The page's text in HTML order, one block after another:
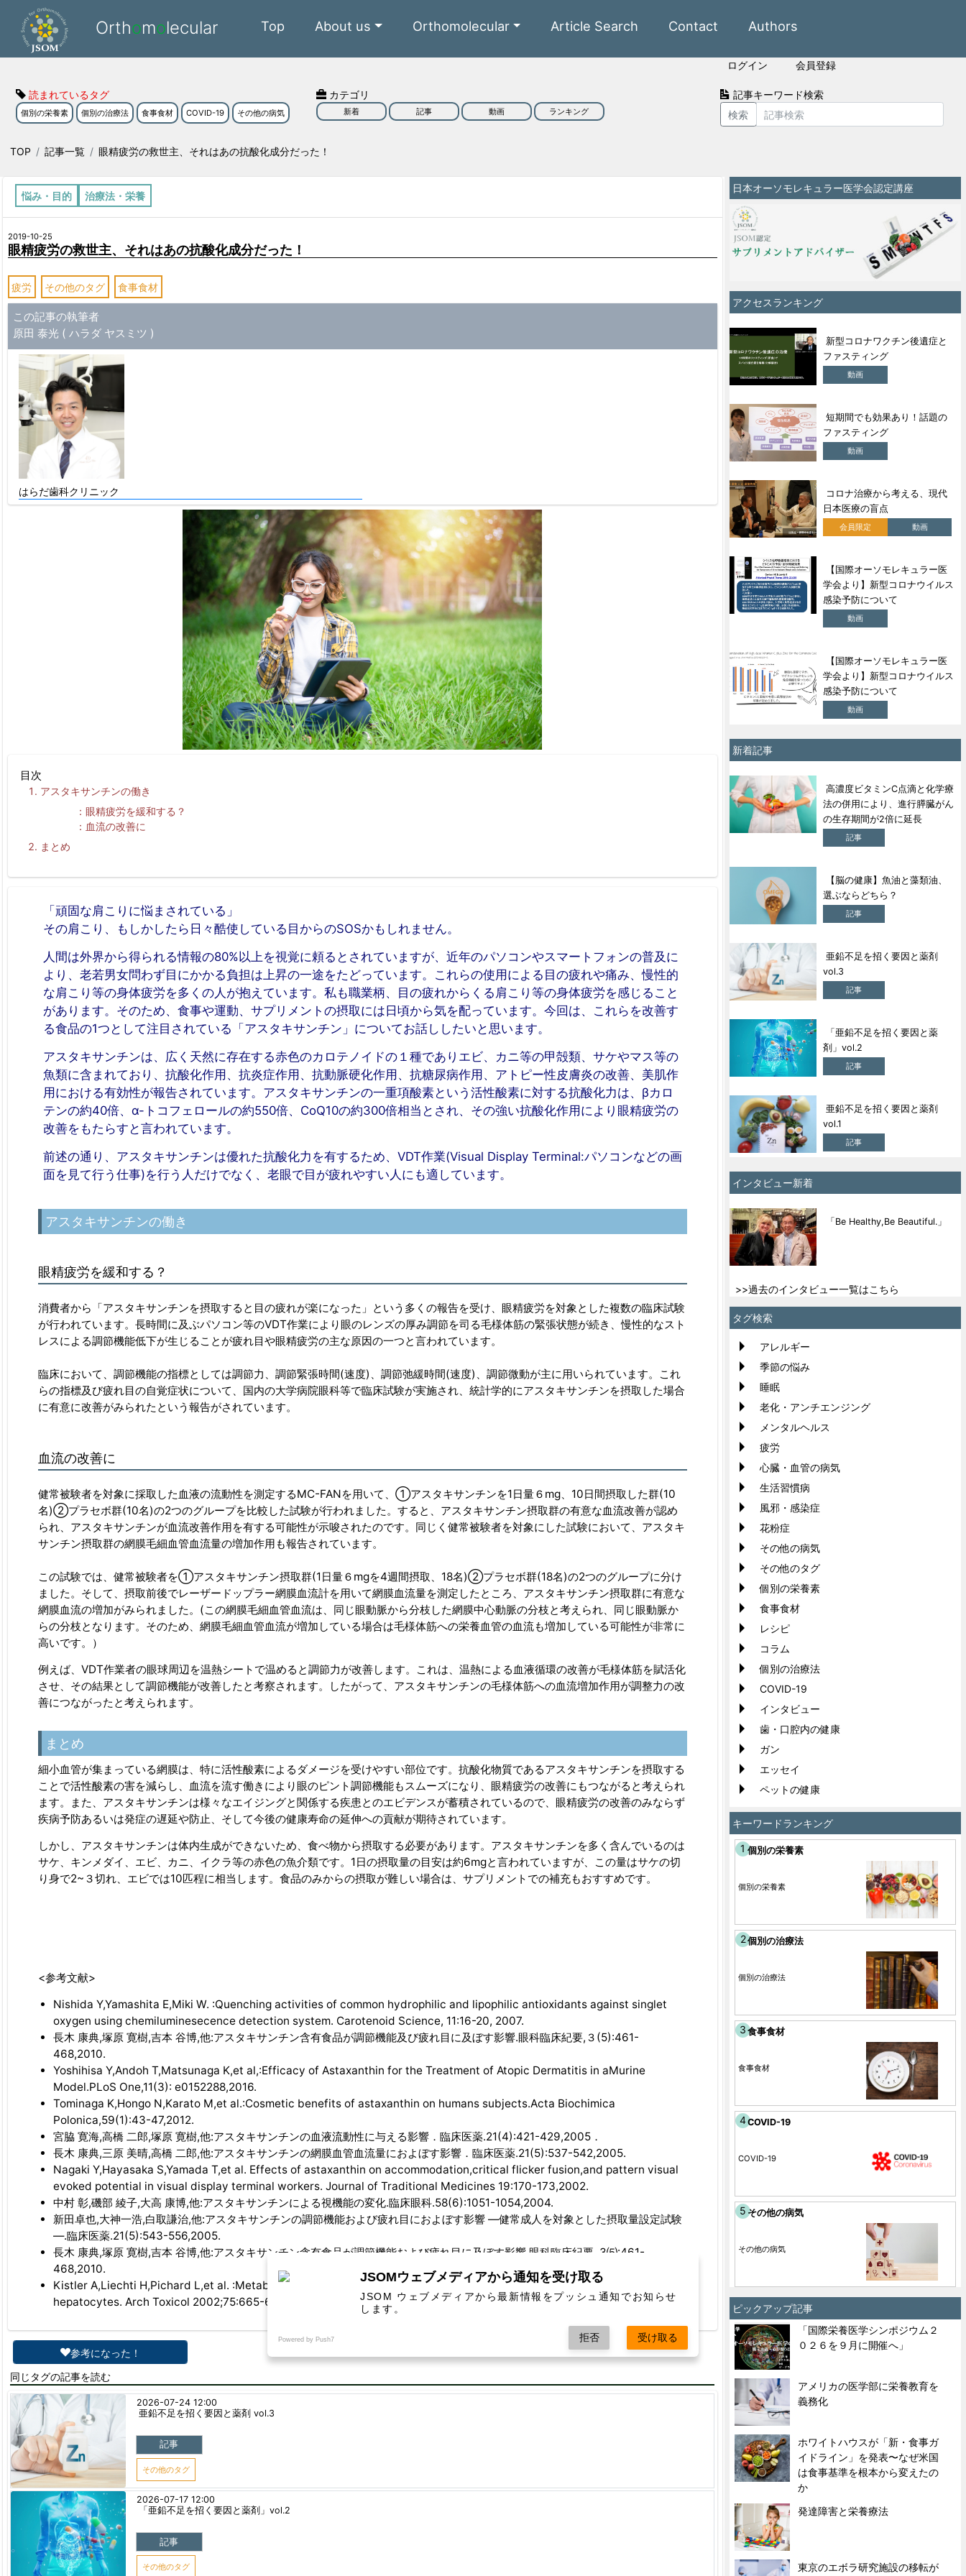
Orthomolecular Top About us Orthomolecular Article Search Contact Authors
ログイン 会員登録
読まれているタグ
個別の栄養素 個別の治療法 食事食材 COVID-19 その他の病気
カテゴリ
新着 記事 動画 ランキング
記事キーワード検索
検索
TOP 記事一覧 眼精疲労の救世主、それはあの抗酸化成分だった！
悩み・目的 治療法・栄養
2019-10-25
眼精疲労の救世主、それはあの抗酸化成分だった！
疲労 その他のタグ 食事食材
この記事の執筆者
原田 泰光 ( ハラダ ヤスミツ )
はらだ歯科クリニック
目次
アスタキサンチンの働き
眼精疲労を緩和する？
血流の改善に
まとめ
「頑固な肩こりに悩まされている」
その肩こり、もしかしたら日々酷使している目からのSOSかもしれません。
人間は外界から得られる情報の80%以上を視覚に頼るとされていますが、近年のパソコンやスマートフォンの普及に
より、老若男女問わず目にかかる負担は上昇の一途をたどっています。これらの使用による目の疲れや痛み、慢性的
な肩こり等の身体疲労を多くの人が抱えています。私も職業柄、目の疲れからくる肩こり等の身体疲労を感じること
があります。そのため、食事や運動、サプリメントの摂取には日頃から気を配っています。今回は、これらを改善す
る食品の1つとして注目されている「アスタキサンチン」についてお話ししたいと思います。
アスタキサンチンは、広く天然に存在する赤色のカロテノイドの１種でありエビ、カニ等の甲殻類、サケやマス等の
魚類に含まれており、抗酸化作用、抗炎症作用、抗動脈硬化作用、抗糖尿病作用、アトピー性皮膚炎の改善、美肌作
用における有効性が報告されています。アスタキサンチンの一重項酸素という活性酸素に対する抗酸化力は、βカロ
テンの約40倍、α-トコフェロールの約550倍、CoQ10の約300倍相当とされ、その強い抗酸化作用により眼精疲労の
改善をもたらすと言われています。
前述の通り、アスタキサンチンは優れた抗酸化力を有するため、VDT作業(Visual Display Terminal:パソコンなどの画
面を見て行う仕事)を行う人だけでなく、老眼で目が疲れやすい人にも適しています。
アスタキサンチンの働き
眼精疲労を緩和する？
消費者から「アスタキサンチンを摂取すると目の疲れが楽になった」という多くの報告を受け、眼精疲労を対象とした複数の臨床試験
が行われています。長時間に及ぶパソコン等のVDT作業により眼のレンズの厚み調節を司る毛様体筋の緊張状態が続き、慢性的なスト
レスによる調節機能低下が生じることが疲れ目や眼精疲労の主な原因の一つと言われています。
臨床において、調節機能の指標としては調節力、調節緊張時間(速度)、調節弛緩時間(速度)、調節微動が主に用いられています。これ
らの指標及び疲れ目の自覚症状について、国内の大学病院眼科等で臨床試験が実施され、統計学的にアスタキサンチンを摂取した場合
に有意に改善がみられたという報告がされています。
血流の改善に
健常被験者を対象に採取した血液の流動性を測定するMC-FANを用いて、①アスタキサンチンを1日量６mg、10日間摂取した群(10
名)②プラセボ群(10名)の2つのグループを比較した試験が行われました。すると、アスタキサンチン摂取群の有意な血流改善が認め
られ、アスタキサンチンが血流改善作用を有する可能性が示唆されたのです。同じく健常被験者を対象にした試験において、アスタキ
サンチン摂取群の網膜毛細血管血流量の増加作用も報告されています。
この試験では、健常被験者を①アスタキサンチン摂取群(1日量６mgを4週間摂取、18名)②プラセボ群(18名)の2つのグループに分け
ました。そして、摂取前後でレーザードップラー網膜血流計を用いて網膜血流量を測定したところ、アスタキサンチン摂取群に有意な
網膜血流の増加がみられました。(この網膜毛細血管血流は、同じ眼動脈から分枝した網膜中心動脈の分枝と考えられ、同じ眼動脈か
らの分枝となります。そのため、網膜毛細血管血流が増加している場合は毛様体筋への栄養血管の血流も増加している可能性が非常に
高いです。）
例えば、VDT作業者の眼球周辺を温熱シートで温めると調節力が改善します。これは、温熱による血液循環の改善が毛様体筋を賦活化
させ、その結果として調節機能が改善したと考察されます。したがって、アスタキサンチンの毛様体筋への血流増加作用が調整力の改
善につながったと考えられます。
まとめ
細小血管が集まっている網膜は、特に活性酸素によるダメージを受けやすい部位です。抗酸化物質であるアスタキサンチンを摂取する
ことで活性酸素の害を減らし、血流を流す働きにより眼のピント調節機能もスムーズになり、眼精疲労の改善にもつながると考えられ
ます。また、アスタキサンチンは様々なエイジングと関係する疾患とのエビデンスが蓄積されているので、眼精疲労の改善のみならず
疾病予防あるいは発症の遅延や防止、そして今後の健康寿命の延伸への貢献が期待されています。
しかし、アスタキサンチンは体内生成ができないため、食べ物から摂取する必要があります。アスタキサンチンを多く含んでいるのは
サケ、キンメダイ、エビ、カニ、イクラ等の赤色の魚介類です。1日の摂取量の目安は約6mgと言われていますが、この量はサケの切
り身で2~３切れ、エビでは10匹程に相当します。食品のみからの摂取が難しい場合は、サプリメントでの補充もおすすめです。
<参考文献>
Nishida Y,Yamashita E,Miki W. :Quenching activities of common hydrophilic and lipophilic antioxidants against singlet
oxygen using chemiluminesecence detection system. Carotenoid Science, 11:16-20, 2007.
長木 康典,塚原 寛樹,吉本 谷博,他:アスタキサンチン含有食品が調節機能及び疲れ目に及ぼす影響.眼科臨床紀要,３(5):461-
468,2010.
Yoshihisa Y,Andoh T,Matsunaga K,et al,:Efficacy of Astaxanthin for the Treatment of Atopic Dermatitis in aMurine
Model.PLoS One,11(3): e0152288,2016.
Tominaga K,Hongo N,Karato M,et al.:Cosmetic benefits of astaxanthin on humans subjects.Acta Biochimica
Polonica,59(1):43-47,2012.
宮脇 寛海,高橋 二郎,塚原 寛樹,他:アスタキサンチンの血液流動性に与える影響．臨床医薬.21(4):421-429,2005．
長木 康典,三原 美晴,高橋 二郎,他:アスタキサンチンの網膜血管血流量におよぼす影響．臨床医薬.21(5):537-542,2005.
Nagaki Y,Hayasaka S,Yamada T,et al. Effects of astaxanthin on accommodation,critical flicker fusion,and pattern visual
evoked potential in visual display terminal workers. Journal of Traditional Medicines 19:170-173,2002.
中村 彰,磯部 綾子,大高 康博,他:アスタキサンチンによる視機能の変化.臨床眼科.58(6):1051-1054,2004.
新田卓也,大神一浩,白取謙治,他:アスタキサンチンの調節機能および疲れ目におよぼす影響 ―健常成人を対象とした摂取量設定試験
―.臨床医薬.21(5):543-556,2005.
長木 康典,塚原 寛樹,吉本 谷博,他:アスタキサンチン含有食品が調節機能および疲れ目に及ぼす影響.眼科臨床紀要, 3⑸:461-
468,2010.
Kistler A,Liechti H,Pichard L,et al. :Metabolism and CYP-inducer properties of astaxanthin in man and primary human
hepatocytes. Arch Toxicol 2002;75:665-675.
参考になった！
同じタグの記事を読む
亜鉛不足を招く要因と薬剤 vol.3
その他のタグ
記事
2026-07-24 12:00
「亜鉛不足を招く要因と薬剤」vol.2
その他のタグ
記事
2026-07-17 12:00
日本オーソモレキュラー医学会認定講座
アクセスランキング
新型コロナワクチン後遺症と
ファスティング
動画
短期間でも効果あり！話題の
ファスティング
動画
コロナ治療から考える、現代
日本医療の盲点
会員限定 動画
【国際オーソモレキュラー医
学会より】新型コロナウイルス
感染予防について
動画
【国際オーソモレキュラー医
学会より】新型コロナウイルス
感染予防について
動画
新着記事
高濃度ビタミンC点滴と化学療
法の併用により、進行膵臓がん
の生存期間が2倍に延長
記事
【脳の健康】魚油と藻類油、
選ぶならどちら？
記事
亜鉛不足を招く要因と薬剤
vol.3
記事
「亜鉛不足を招く要因と薬
剤」vol.2
記事
亜鉛不足を招く要因と薬剤
vol.1
記事
インタビュー新着
「Be Healthy,Be Beautiful.」
>>過去のインタビュー一覧はこちら
タグ検索
アレルギー
季節の悩み
睡眠
老化・アンチエンジング
メンタルヘルス
疲労
心臓・血管の病気
生活習慣病
風邪・感染症
花粉症
その他の病気
その他のタグ
個別の栄養素
食事食材
レシピ
コラム
個別の治療法
COVID-19
インタビュー
歯・口腔内の健康
ガン
エッセイ
ペットの健康
キーワードランキング
個別の栄養素
個別の栄養素
個別の治療法
個別の治療法
食事食材
食事食材
COVID-19
COVID-19
その他の病気
その他の病気
ピックアップ記事
「国際栄養医学シンポジウム２
０２６を９月に開催へ」
アメリカの医学部に栄養教育を
義務化
ホワイトハウスが「新・食事ガ
イドライン」を発表〜なぜ米国
は食事基準を根本から変えたの
か
発達障害と栄養療法
東京のエボラ研究施設の移転が
JSOMウェブメディアから通知を受け取る
JSOM ウェブメディアから最新情報をプッシュ通知でお知らせ
します。
Powered by Push7 拒否 受け取る